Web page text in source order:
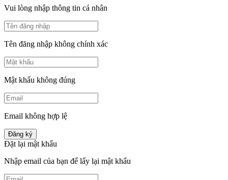
Vui lòng nhập thông tin cá nhân
Tên đăng nhập không chính xác
Mật khẩu không đúng
Email không hợp lệ
Đăng ký
Đặt lại mật khẩu
Nhập email của bạn để lấy lại mật khẩu